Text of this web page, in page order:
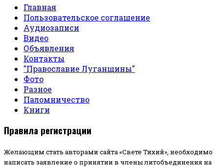
Главная
Пользовательское соглашение
Аудиозаписи
Видео
Объявления
Контакты
"Православие Луганщины"
Фото
Разное
Паломничество
Книги
Правила регистрации
Желающим стать авторами сайта «Свете Тихий», необходимо
написать заявление о принятии в члены литобъединения на